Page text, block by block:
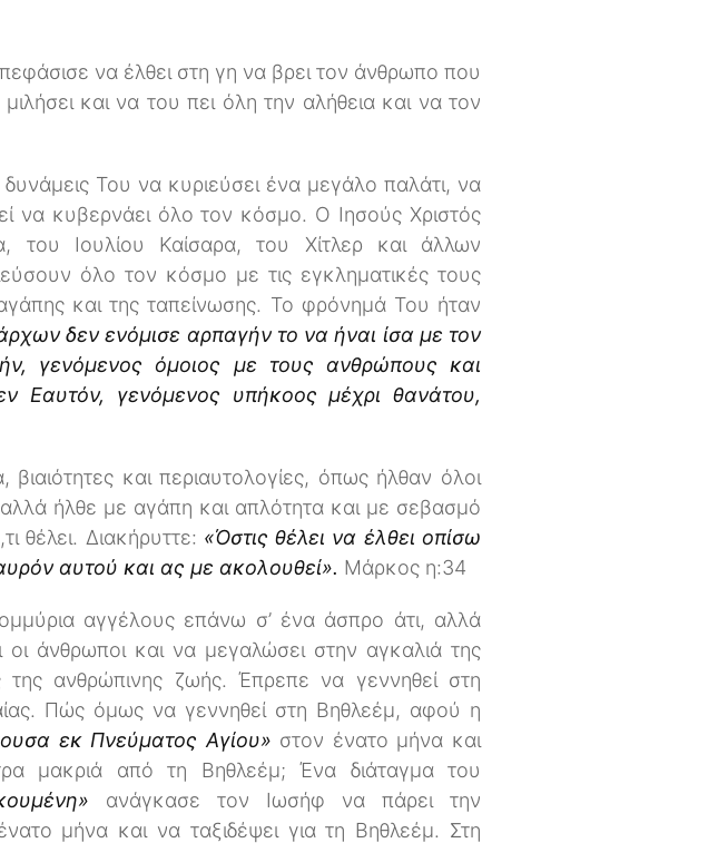
να έλθει στη γη να βρει τον άνθρωπο που
και να του πει όλη την αλήθεια και να τον
Του να κυριεύσει ένα μεγάλο παλάτι, να
να κυβερνάει όλο τον κόσμο. Ο Ιησούς Χριστός
Ιουλίου Καίσαρα, του Χίτλερ και άλλων
όλο τον κόσμο με τις εγκληματικές τους
και της ταπείνωσης. Το φρόνημά Του ήταν
δεν ενόμισε αρπαγήν το να ήναι ίσα με τον
γενόμενος όμοιος με τους ανθρώπους και
Εαυτόν, γενόμενος υπήκοος μέχρι θανάτου,
και περιαυτολογίες, όπως ήλθαν όλοι
ήλθε με αγάπη και απλότητα και με σεβασμό
θέλει. Διακήρυττε: «Όστις θέλει να έλθει οπίσω
αυτού και ας με ακολουθεί». Μάρκος η:34
αγγέλους επάνω σ’ ένα άσπρο άτι, αλλά
άνθρωποι και να μεγαλώσει στην αγκαλιά της
της ανθρώπινης ζωής. Έπρεπε να γεννηθεί στη
Πώς όμως να γεννηθεί στη Βηθλεέμ, αφού η
εκ Πνεύματος Αγίου» στον ένατο μήνα και
μακριά από τη Βηθλεέμ; Ένα διάταγμα του
ανάγκασε τον Ιωσήφ να πάρει την
μήνα και να ταξιδέψει για τη Βηθλεέμ. Στη